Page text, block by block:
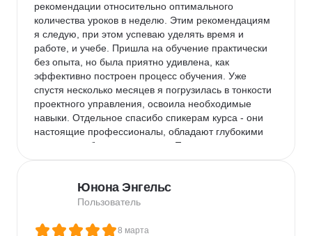
рекомендации относительно оптимального
количества уроков в неделю. Этим рекомендациям
я следую, при этом успеваю уделять время и
работе, и учебе. Пришла на обучение практически
без опыта, но была приятно удивлена, как
эффективно построен процесс обучения. Уже
спустя несколько месяцев я погрузилась в тонкости
проектного управления, освоила необходимые
навыки. Отдельное спасибо спикерам курса - они
настоящие профессионалы, обладают глубокими
знаниями и большим опытом. Помимо теории в
хочу отметить очень интересные реальные проекты
в учебной программе. Эти проекты помогают мне
отметить высокий уровень поддержки кураторов: на
Юнона Энгельс
Пользователь
8 марта